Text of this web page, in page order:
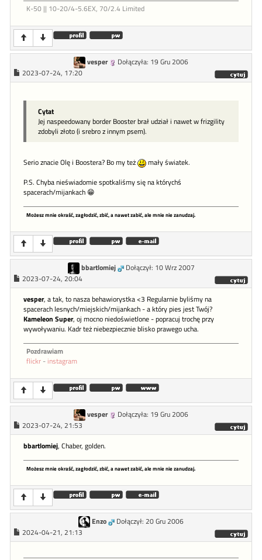
K-50 || 10-20/4-5.6EX, 70/2.4 Limited
vesper
Dołączyła: 19 Gru 2006
2023-07-24, 17:20
Cytat
Jej naspeedowany border Booster brał udział i nawet w frizgility
zdobyli złoto (i srebro z innym psem).
Serio znacie Olę i Boostera? Bo my też
mały światek.
P.S. Chyba nieświadomie spotkaliśmy się na którychś
spacerach/mijankach 😁
Możesz mnie okraść, zagłodzić, zbić, a nawet zabić, ale mnie nie zanudzaj.
bbartlomiej
Dołączył: 10 Wrz 2007
2023-07-24, 20:04
vesper, a tak, to nasza behawiorystka <3 Regularnie byliśmy na
spacerach lesnych/miejskich/mijankach - a który pies jest Twój?
Kameleon Super, oj mocno niedoświetlone - popracuj trochę przy
wywoływaniu. Kadr też niebezpiecznie blisko prawego ucha.
Pozdrawiam
flickr - instagram
vesper
Dołączyła: 19 Gru 2006
2023-07-24, 21:53
bbartlomiej, Chaber, golden.
Możesz mnie okraść, zagłodzić, zbić, a nawet zabić, ale mnie nie zanudzaj.
Enzo
Dołączył: 20 Gru 2006
2024-04-21, 21:13